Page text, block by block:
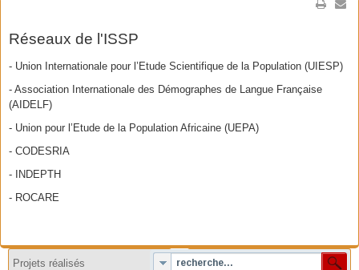
Réseaux de l'ISSP
- Union Internationale pour l’Etude Scientifique de la Population (UIESP)
- Association Internationale des Démographes de Langue Française
(AIDELF)
- Union pour l’Etude de la Population Africaine (UEPA)
- CODESRIA
- INDEPTH
- ROCARE
Projets réalisés